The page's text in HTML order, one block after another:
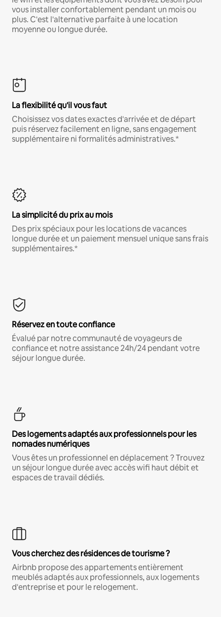
vous installer confortablement pendant un mois ou
plus. C'est l'alternative parfaite à une location
moyenne ou longue durée.
La flexibilité qu'il vous faut
Choisissez vos dates exactes d'arrivée et de départ
puis réservez facilement en ligne, sans engagement
supplémentaire ni formalités administratives.*
La simplicité du prix au mois
Des prix spéciaux pour les locations de vacances
longue durée et un paiement mensuel unique sans frais
supplémentaires.*
Réservez en toute confiance
Évalué par notre communauté de voyageurs de
confiance et notre assistance 24h/24 pendant votre
séjour longue durée.
Des logements adaptés aux professionnels pour les
nomades numériques
Vous êtes un professionnel en déplacement ? Trouvez
un séjour longue durée avec accès wifi haut débit et
espaces de travail dédiés.
Vous cherchez des résidences de tourisme ?
Airbnb propose des appartements entièrement
meublés adaptés aux professionnels, aux logements
d'entreprise et pour le relogement.